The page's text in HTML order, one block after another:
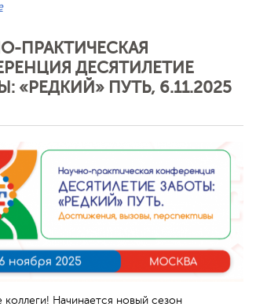
ПРАКТИЧЕСКАЯ
ДЕСЯТИЛЕТИЕ
«РЕДКИЙ» ПУТЬ, 6.11.2025
коллеги! Начинается новый сезон
Отменить